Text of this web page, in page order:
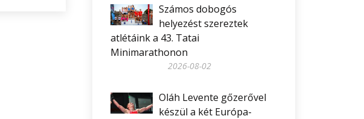
Számos dobogós
helyezést szereztek
atlétáink a 43. Tatai
Minimarathonon
2026-08-02
Oláh Levente gőzerővel
készül a két Európa-